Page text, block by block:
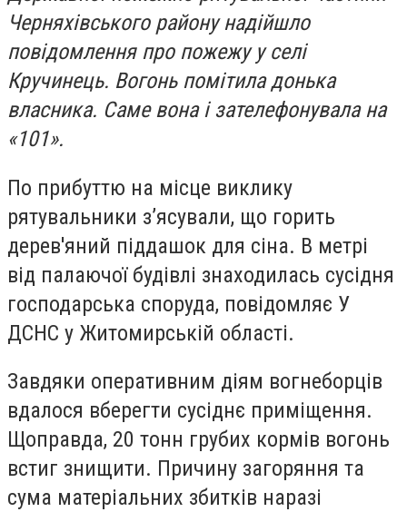
Черняхівського району надійшло
повідомлення про пожежу у селі
Кручинець. Вогонь помітила донька
власника. Саме вона і зателефонувала на
«101».
По прибуттю на місце виклику
рятувальники з’ясували, що горить
дерев'яний піддашок для сіна. В метрі
від палаючої будівлі знаходилась сусідня
господарська споруда, повідомляє У
ДСНС у Житомирській області.
Завдяки оперативним діям вогнеборців
вдалося вберегти сусіднє приміщення.
Щоправда, 20 тонн грубих кормів вогонь
встиг знищити. Причину загоряння та
сума матеріальних збитків наразі